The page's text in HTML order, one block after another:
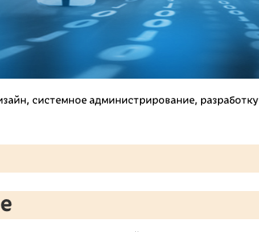
системное администрирование, разработку